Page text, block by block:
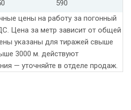
590
цены на работу за погонный
Цена за метр зависит от общей
указаны для тиражей свыше
3000 м. действуют
— уточняйте в отделе продаж.